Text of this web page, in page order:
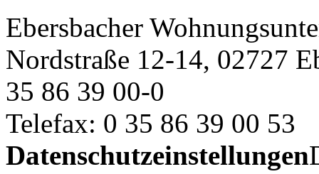
Ebersbacher
Nordstraße 12-14, 02727
35 86 39 00-0
Telefax: 0 35 86 39 00 53
Datenschutzeinstellungen